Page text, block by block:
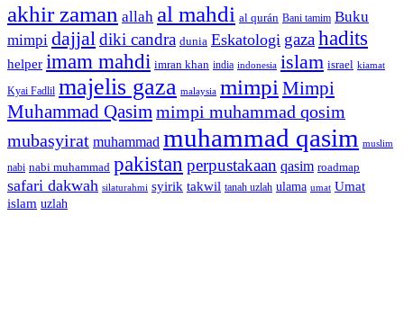
akhir zaman allah al mahdi al qurán Bani tamim Buku
mimpi dajjal diki candra dunia Eskatologi gazahadits
helper imam mahdi imran khan india indonesia islam israel kiamat
Kyai Fadlil majelis gaza malaysia mimpi Mimpi
Muhammad Qasim mimpi muhammad qosim
mubasyirat muhammad muhammad qasim muslim
nabi nabi muhammad pakistan perpustakaan qasim roadmap
safari dakwah silaturahmi syirik takwil tanah uzlah ulama umat Umat
islam uzlah